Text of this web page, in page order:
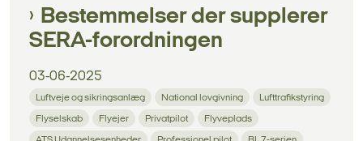
Bestemmelser der supplerer
SERA-forordningen
03-06-2025
Luftveje og sikringsanlæg National lovgivning Lufttrafikstyring
Flyselskab Flyejer Privatpilot Flyveplads